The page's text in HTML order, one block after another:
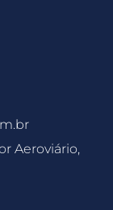
Aeroviário,